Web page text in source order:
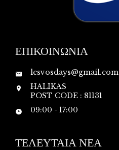
ΕΠΙΚΟΙΝΩΝΙΑ
lesvosdays@gmail.com
HALIKAS
POST CODE : 81131
09:00 - 17:00
ΤΕΛΕΥΤΑΙΑ ΝΕΑ